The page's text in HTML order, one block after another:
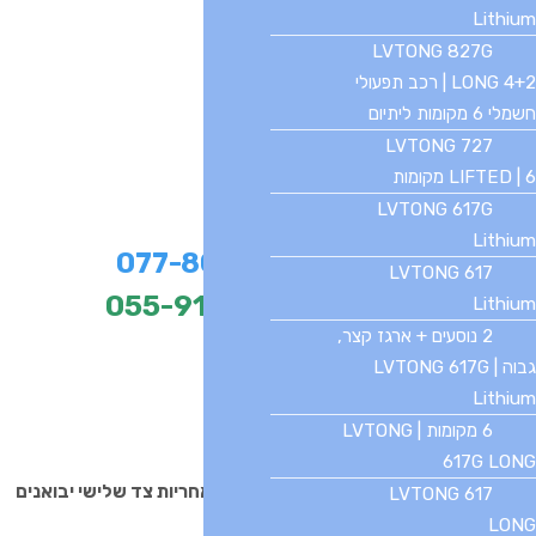
בטלפון –077-8049041
055-9107720
אתר מובינג לוח פרסום למכירת כלי רכב באחריות צד שלישי יבואנים
ולקוחות פרטיים.
Lithium
LVTONG 827G
LONG 4+2 | רכב תפעולי
חשמלי 6 מקומות ליתיום
LVTONG 727
LIFTED | 6 מקומות
LVTONG 617G
Lithium
LVTONG 617
Lithium
2 נוסעים + ארגז קצר,
גבוה | LVTONG 617G
Lithium
6 מקומות | LVTONG
617G LONG
LVTONG 617
LONG